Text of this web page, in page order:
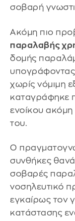
σοβαρή
Ακόμη πιο
παραλαβής
δομής
υπογράφοντας
χωρίς νόμιμη
καταγράφηκε
ενοίκου ακόμη
του.
Ο
συνθήκες
σοβαρές
νοσηλευτικό
εγκαίρως τον
κατάστασης